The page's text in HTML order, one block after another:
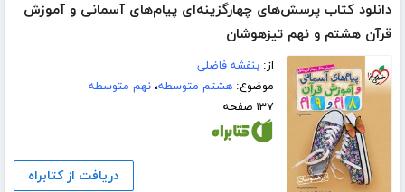
دانلود کتاب پرسش‌های چهارگزینه‌ای پیام‌های آسمانی و آموزش
قرآن هشتم و نهم تیزهوشان
از:بنفشه فاضلی
موضوع:هشتم متوسطه،نهم متوسطه
۱۳۷ صفحه
دریافت از کتابراه